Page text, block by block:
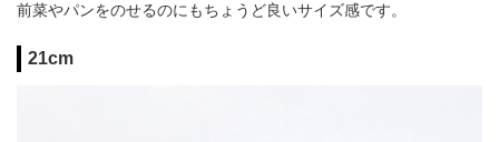
前菜やパンをのせるのにもちょうど良いサイズ感です。
21cm